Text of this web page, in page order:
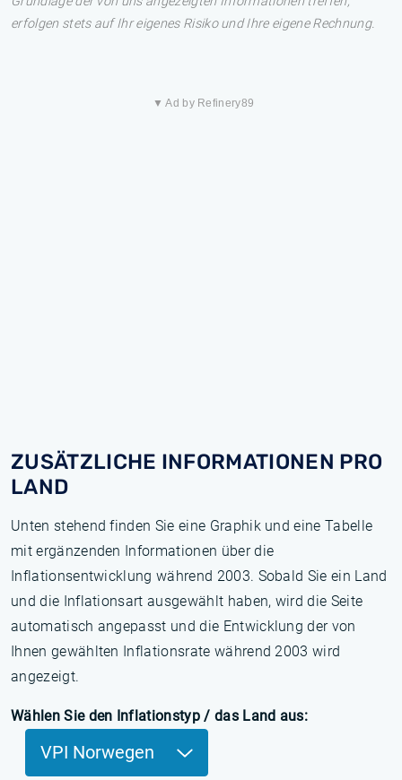
erfolgen stets auf Ihr eigenes Risiko und Ihre eigene Rechnung.
▼ Ad by Refinery89
ZUSÄTZLICHE INFORMATIONEN PRO
LAND
Unten stehend finden Sie eine Graphik und eine Tabelle
mit ergänzenden Informationen über die
Inflationsentwicklung während 2003. Sobald Sie ein Land
und die Inflationsart ausgewählt haben, wird die Seite
automatisch angepasst und die Entwicklung der von
Ihnen gewählten Inflationsrate während 2003 wird
angezeigt.
Wählen Sie den Inflationstyp / das Land aus:
VPI Norwegen